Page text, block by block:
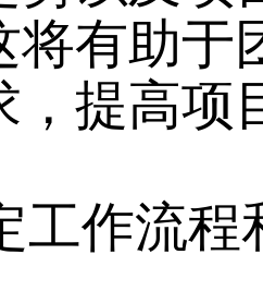
将有助于
，提高项
工作流程